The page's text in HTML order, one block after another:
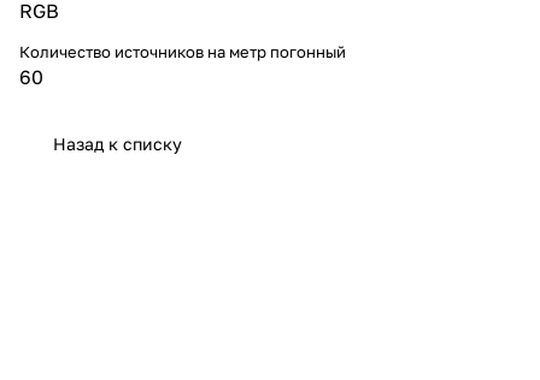
RGB
Количество источников на метр погонный
60
Назад к списку